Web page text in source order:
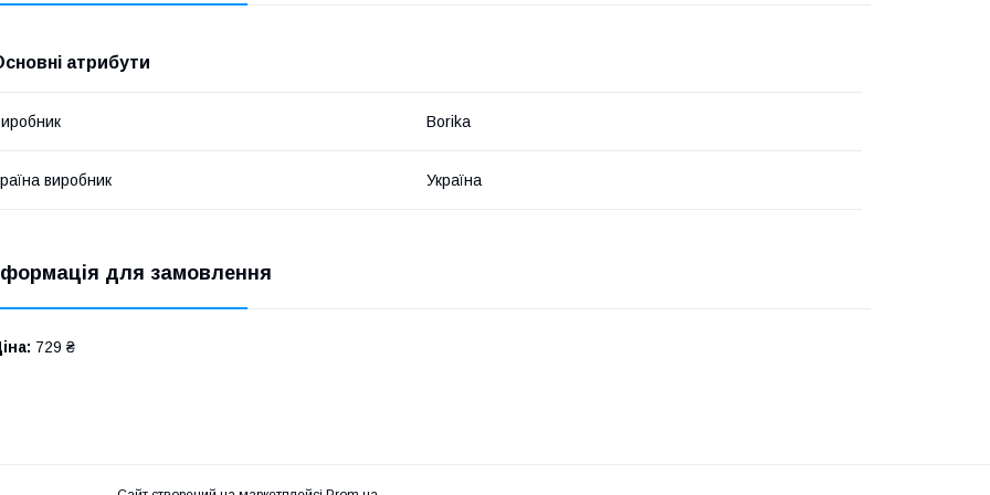
атрибути
Borika
виробник Україна
для замовлення
729 ₴